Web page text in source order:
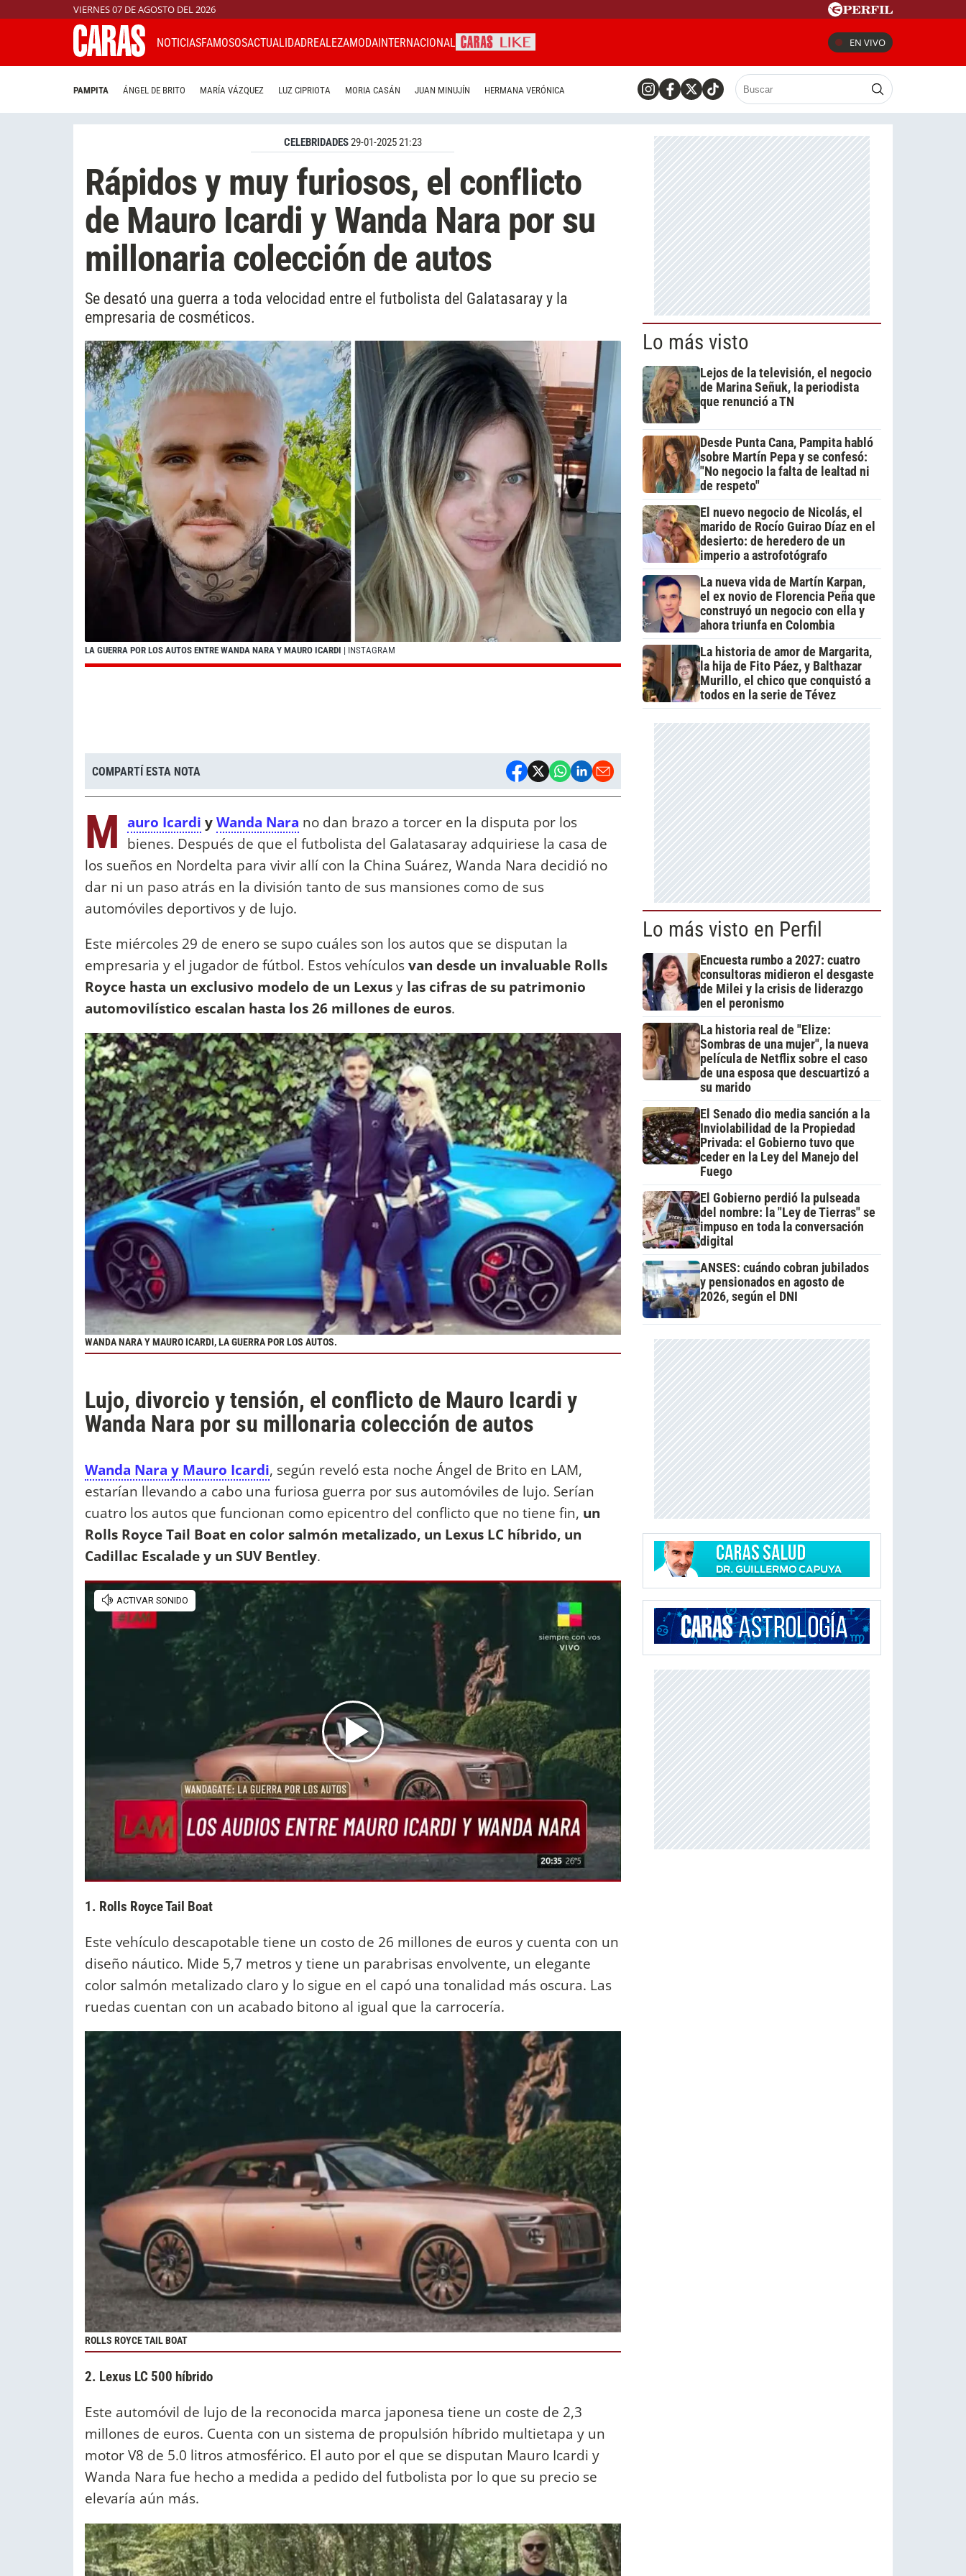
VIERNES 07 DE AGOSTO DEL 2026
NOTICIASFAMOSOSACTUALIDADREALEZAMODAINTERNACIONAL EN VIVO
PAMPITA ÁNGEL DE BRITO MARÍA VÁZQUEZ LUZ CIPRIOTA MORIA CASÁN JUAN MINUJÍN HERMANA VERÓNICA
CELEBRIDADES29-01-2025 21:23
Rápidos y muy furiosos, el conflicto
de Mauro Icardi y Wanda Nara por su
millonaria colección de autos
Se desató una guerra a toda velocidad entre el futbolista del Galatasaray y la
empresaria de cosméticos.
LA GUERRA POR LOS AUTOS ENTRE WANDA NARA Y MAURO ICARDI | INSTAGRAM
COMPARTÍ ESTA NOTA
M auro Icardi yWanda Nara no dan brazo a torcer en la disputa por los
bienes. Después de que el futbolista del Galatasaray adquiriese la casa de
los sueños en Nordelta para vivir allí con la China Suárez, Wanda Nara decidió no
dar ni un paso atrás en la división tanto de sus mansiones como de sus
automóviles deportivos y de lujo.
Este miércoles 29 de enero se supo cuáles son los autos que se disputan la
empresaria y el jugador de fútbol. Estos vehículosvan desde un invaluable Rolls
Royce hasta un exclusivo modelo de un Lexusy las cifras de su patrimonio
automovilístico escalan hasta los 26 millones de euros.
WANDA NARA Y MAURO ICARDI, LA GUERRA POR LOS AUTOS.
Lujo, divorcio y tensión, el conflicto de Mauro Icardi y
Wanda Nara por su millonaria colección de autos
Wanda Nara y Mauro Icardi, según reveló esta noche Ángel de Brito en LAM,
estarían llevando a cabo una furiosa guerra por sus automóviles de lujo. Serían
cuatro los autos que funcionan como epicentro del conflicto que no tiene fin, un
Rolls Royce Tail Boat en color salmón metalizado, un Lexus LC híbrido, un
Cadillac Escalade y un SUV Bentley.
1. Rolls Royce Tail Boat
Este vehículo descapotable tiene un costo de 26 millones de euros y cuenta con un
diseño náutico. Mide 5,7 metros y tiene un parabrisas envolvente, un elegante
color salmón metalizado claro y lo sigue en el capó una tonalidad más oscura. Las
ruedas cuentan con un acabado bitono al igual que la carrocería.
ROLLS ROYCE TAIL BOAT
2. Lexus LC 500 híbrido
Este automóvil de lujo de la reconocida marca japonesa tiene un coste de 2,3
millones de euros. Cuenta con un sistema de propulsión híbrido multietapa y un
motor V8 de 5.0 litros atmosférico. El auto por el que se disputan Mauro Icardi y
Wanda Nara fue hecho a medida a pedido del futbolista por lo que su precio se
elevaría aún más.
Lo más visto
Lejos de la televisión, el negocio
de Marina Señuk, la periodista
que renunció a TN
Desde Punta Cana, Pampita habló
sobre Martín Pepa y se confesó:
"No negocio la falta de lealtad ni
de respeto"
El nuevo negocio de Nicolás, el
marido de Rocío Guirao Díaz en el
desierto: de heredero de un
imperio a astrofotógrafo
La nueva vida de Martín Karpan,
el ex novio de Florencia Peña que
construyó un negocio con ella y
ahora triunfa en Colombia
La historia de amor de Margarita,
la hija de Fito Páez, y Balthazar
Murillo, el chico que conquistó a
todos en la serie de Tévez
Lo más visto en Perfil
Encuesta rumbo a 2027: cuatro
consultoras midieron el desgaste
de Milei y la crisis de liderazgo
en el peronismo
La historia real de "Elize:
Sombras de una mujer", la nueva
película de Netflix sobre el caso
de una esposa que descuartizó a
su marido
El Senado dio media sanción a la
Inviolabilidad de la Propiedad
Privada: el Gobierno tuvo que
ceder en la Ley del Manejo del
Fuego
El Gobierno perdió la pulseada
del nombre: la "Ley de Tierras" se
impuso en toda la conversación
digital
ANSES: cuándo cobran jubilados
y pensionados en agosto de
2026, según el DNI